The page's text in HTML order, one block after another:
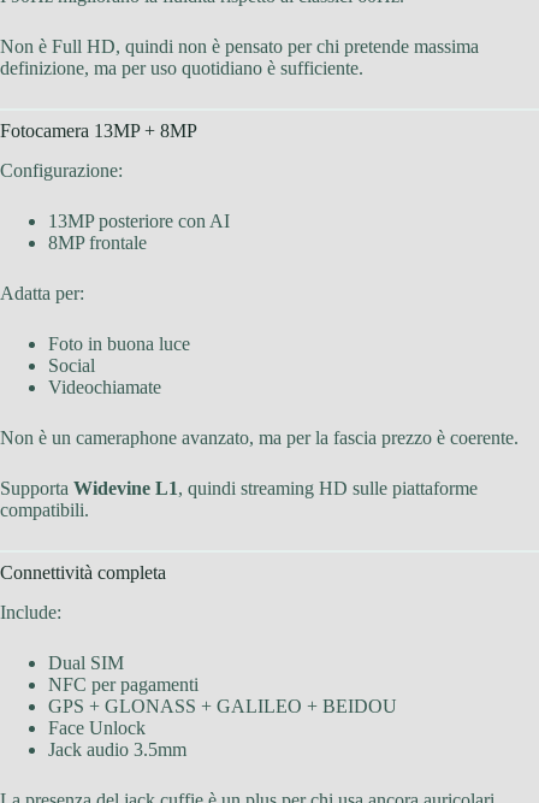
Non è Full HD, quindi non è pensato per chi pretende massima
definizione, ma per uso quotidiano è sufficiente.
Fotocamera 13MP + 8MP
Configurazione:
13MP posteriore con AI
8MP frontale
Adatta per:
Foto in buona luce
Social
Videochiamate
Non è un cameraphone avanzato, ma per la fascia prezzo è coerente.
Supporta Widevine L1, quindi streaming HD sulle piattaforme
compatibili.
Connettività completa
Include:
Dual SIM
NFC per pagamenti
GPS + GLONASS + GALILEO + BEIDOU
Face Unlock
Jack audio 3.5mm